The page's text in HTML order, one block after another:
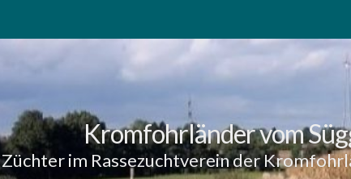
Kromfohrländer vom
Züchter im Rassezuchtverein der